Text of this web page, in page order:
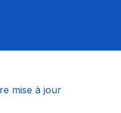
mise à jour